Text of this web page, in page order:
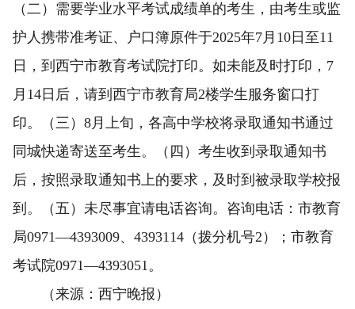
（二）需要学业水平考试成绩单的考生，由考生或监
护人携带准考证、户口簿原件于2025年7月10日至11
日，到西宁市教育考试院打印。如未能及时打印，7
月14日后，请到西宁市教育局2楼学生服务窗口打
印。（三）8月上旬，各高中学校将录取通知书通过
同城快递寄送至考生。（四）考生收到录取通知书
后，按照录取通知书上的要求，及时到被录取学校报
到。（五）未尽事宜请电话咨询。咨询电话：市教育
局0971—4393009、4393114（拨分机号2）；市教育
考试院0971—4393051。
（来源：西宁晚报）